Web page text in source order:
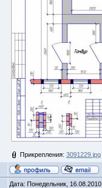
Прикрепления: 3091229.jpg
Дата: Понедельник,